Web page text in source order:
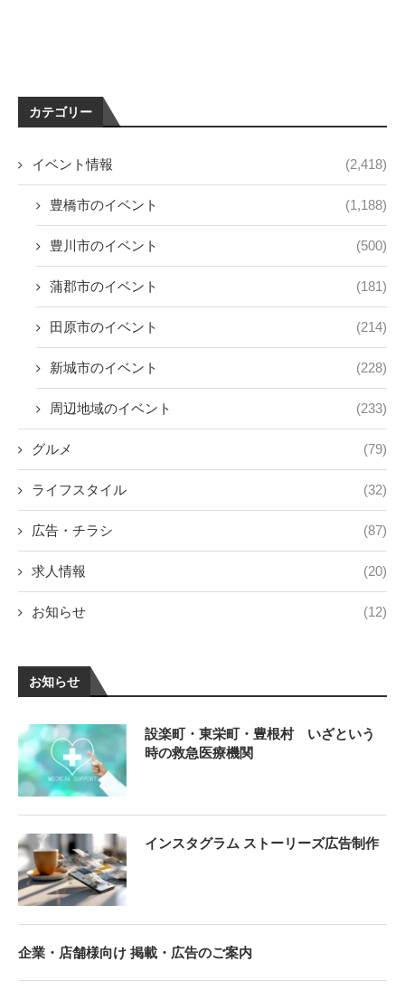
カテゴリー
イベント情報 (2,418)
豊橋市のイベント (1,188)
豊川市のイベント (500)
蒲郡市のイベント (181)
田原市のイベント (214)
新城市のイベント (228)
周辺地域のイベント (233)
グルメ (79)
ライフスタイル (32)
広告・チラシ (87)
求人情報 (20)
お知らせ (12)
お知らせ
設楽町・東栄町・豊根村 いざという
時の救急医療機関
インスタグラム ストーリーズ広告制作
企業・店舗様向け 掲載・広告のご案内